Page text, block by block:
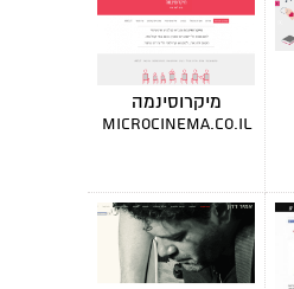
מיקרוסינמה
microcinema.co.il